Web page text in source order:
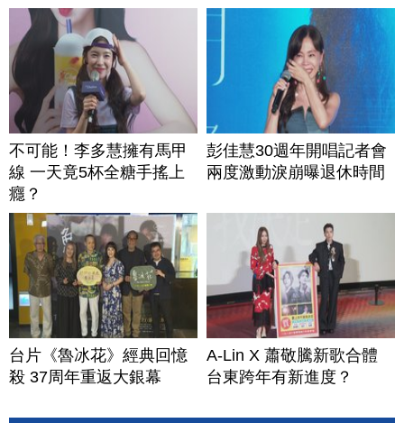
不可能！李多慧擁有馬甲
線 一天竟5杯全糖手搖上
癮？
彭佳慧30週年開唱記者會
兩度激動淚崩曝退休時間
台片《魯冰花》經典回憶
殺 37周年重返大銀幕
A-Lin X 蕭敬騰新歌合體
台東跨年有新進度？